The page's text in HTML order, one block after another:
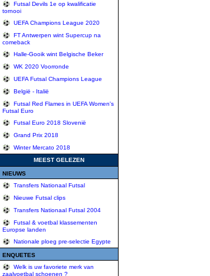
Futsal Devils 1e op kwalificatie
tornooi
UEFA Champions League 2020
FT Antwerpen wint Supercup na
comeback
Halle-Gooik wint Belgische Beker
WK 2020 Voorronde
UEFA Futsal Champions League
België - Italië
Futsal Red Flames in UEFA Women's
Futsal Euro
Futsal Euro 2018 Slovenië
Grand Prix 2018
Winter Mercato 2018
MEEST GELEZEN
NIEUWS
Transfers Nationaal Futsal
Nieuwe Futsal clips
Transfers Nationaal Futsal 2004
Futsal & voetbal klassementen
Europse landen
Nationale ploeg pre-selectie Egypte
ENQUETES
Welk is uw favoriete merk van
zaalvoetbal schoenen ?